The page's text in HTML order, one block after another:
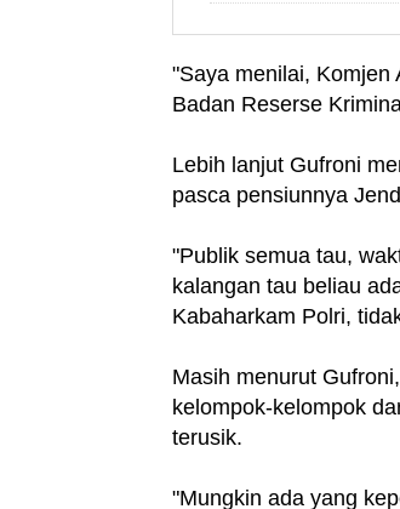
"Saya menilai, Komjen
Badan Reserse
Lebih lanjut Gufroni
pasca pensiunnya
"Publik semua tau,
kalangan tau beliau
Kabaharkam Polri,
Masih menurut
kelompok-kelompok
terusik.
"Mungkin ada yang